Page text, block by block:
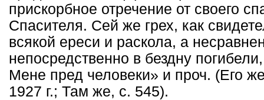
прискорбное отречение от своего
Спасителя. Сей же грех, как
всякой ереси и раскола, а
непосредственно в бездну
Мене пред человеки» и проч. (Его
1927 г.; Там же, с. 545).